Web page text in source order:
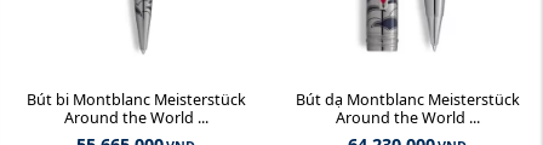
Bút bi Montblanc Meisterstück
Around the World ...
Bút dạ Montblanc Meisterstück
Around the World ...